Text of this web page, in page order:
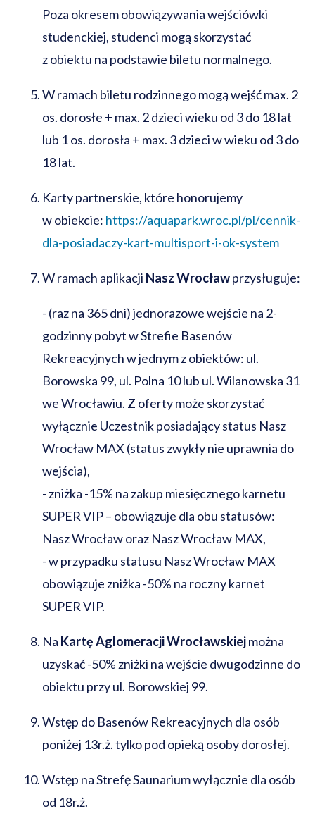
Poza okresem obowiązywania wejściówki
studenckiej, studenci mogą skorzystać
z obiektu na podstawie biletu normalnego.
W ramach biletu rodzinnego mogą wejść max. 2
os. dorosłe + max. 2 dzieci wieku od 3 do 18 lat
lub 1 os. dorosła + max. 3 dzieci w wieku od 3 do
18 lat.
Karty partnerskie, które honorujemy
w obiekcie: https://aquapark.wroc.pl/pl/cennik-
dla-posiadaczy-kart-multisport-i-ok-system
W ramach aplikacji Nasz Wrocławprzysługuje:
- (raz na 365 dni) jednorazowe wejście na 2-
godzinny pobyt w Strefie Basenów
Rekreacyjnych w jednym z obiektów: ul.
Borowska 99, ul. Polna 10 lub ul. Wilanowska 31
we Wrocławiu. Z oferty może skorzystać
wyłącznie Uczestnik posiadający status Nasz
Wrocław MAX (status zwykły nie uprawnia do
wejścia),
- zniżka -15% na zakup miesięcznego karnetu
SUPER VIP – obowiązuje dla obu statusów:
Nasz Wrocław oraz Nasz Wrocław MAX,
-w przypadku statusu Nasz Wrocław MAX
obowiązuje zniżka -50% na roczny karnet
SUPER VIP.
Na Kartę Aglomeracji Wrocławskiejmożna
uzyskać -50% zniżki na wejście dwugodzinne do
obiektu przy ul. Borowskiej 99.
Wstęp do Basenów Rekreacyjnych dla osób
poniżej 13r.ż. tylko pod opieką osoby dorosłej.
Wstęp na Strefę Saunarium wyłącznie dla osób
od 18r.ż.